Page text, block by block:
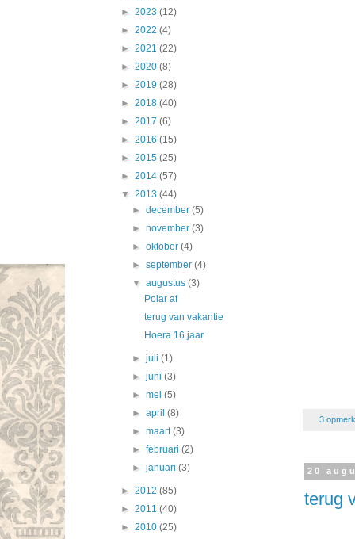
3
20
terug
► 2023 (12)
► 2022 (4)
► 2021 (22)
► 2020 (8)
► 2019 (28)
► 2018 (40)
► 2017 (6)
► 2016 (15)
► 2015 (25)
► 2014 (57)
▼ 2013 (44)
►december(5)
►november(3)
►oktober(4)
►september(4)
▼augustus(3)
Polar af
terug van vakantie
Hoera 16 jaar
►juli(1)
►juni(3)
►mei(5)
►april(8)
►maart(3)
►februari(2)
►januari(3)
► 2012 (85)
► 2011 (40)
► 2010 (25)